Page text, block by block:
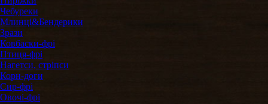
Чебуреки
Млинці&Бендерики
Зрази
Ковбаски-фрі
Птиця-фрі
Нагетси, стріпси
Корн-доги
Сир-фрі
Овочі-фрі